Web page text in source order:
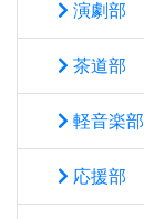
演劇部
茶道部
軽音楽部
応援部